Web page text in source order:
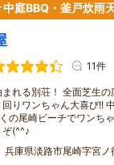
庭BBQ・釜戸炊雨
11件
れる別荘！ 全面芝生
りワンちゃん大喜び!!
の尾崎ビーチでワンち
ぞ(^^♪
兵庫県淡路市尾崎字宮ノ